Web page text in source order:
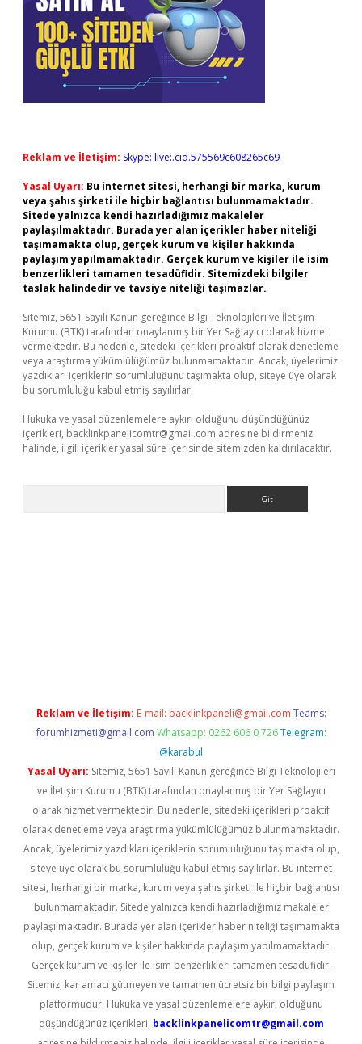
Reklam ve İletişim: Skype: live:.cid.575569c608265c69
Yasal Uyarı: Bu internet sitesi, herhangi bir marka, kurum
veya şahıs şirketi ile hiçbir bağlantısı bulunmamaktadır.
Sitede yalnızca kendi hazırladığımız makaleler
paylaşılmaktadır. Burada yer alan içerikler haber niteliği
taşımamakta olup, gerçek kurum ve kişiler hakkında
paylaşım yapılmamaktadır. Gerçek kurum ve kişiler ile isim
benzerlikleri tamamen tesadüfidir. Sitemizdeki bilgiler
taslak halindedir ve tavsiye niteliği taşımazlar.
Sitemiz, 5651 Sayılı Kanun gereğince Bilgi Teknolojileri ve İletişim
Kurumu (BTK) tarafından onaylanmış bir Yer Sağlayıcı olarak hizmet
vermektedir. Bu nedenle, sitedeki içerikleri proaktif olarak denetleme
veya araştırma yükümlülüğümüz bulunmamaktadır. Ancak, üyelerimiz
yazdıkları içeriklerin sorumluluğunu taşımakta olup, siteye üye olarak
bu sorumluluğu kabul etmiş sayılırlar.
Hukuka ve yasal düzenlemelere aykırı olduğunu düşündüğünüz
içerikleri, backlinkpanelicomtr@gmail.com adresine bildirmeniz
halinde, ilgili içerikler yasal süre içerisinde sitemizden kaldırılacaktır.
Reklam ve İletişim: E-mail: backlinkpaneli@gmail.com Teams:
forumhizmeti@gmail.com Whatsapp: 0262 606 0 726 Telegram:
@karabul
Yasal Uyarı: Sitemiz, 5651 Sayılı Kanun gereğince Bilgi Teknolojileri
ve İletişim Kurumu (BTK) tarafından onaylanmış bir Yer Sağlayıcı
olarak hizmet vermektedir. Bu nedenle, sitedeki içerikleri proaktif
olarak denetleme veya araştırma yükümlülüğümüz bulunmamaktadır.
Ancak, üyelerimiz yazdıkları içeriklerin sorumluluğunu taşımakta olup,
siteye üye olarak bu sorumluluğu kabul etmiş sayılırlar. Bu internet
sitesi, herhangi bir marka, kurum veya şahıs şirketi ile hiçbir bağlantısı
bulunmamaktadır. Sitede yalnızca kendi hazırladığımız makaleler
paylaşılmaktadır. Burada yer alan içerikler haber niteliği taşımamakta
olup, gerçek kurum ve kişiler hakkında paylaşım yapılmamaktadır.
Gerçek kurum ve kişiler ile isim benzerlikleri tamamen tesadüfidir.
Sitemiz, kar amacı gütmeyen ve tamamen ücretsiz bir bilgi paylaşım
platformudur. Hukuka ve yasal düzenlemelere aykırı olduğunu
düşündüğünüz içerikleri, backlinkpanelicomtr@gmail.com